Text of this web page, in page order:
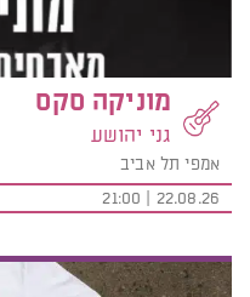
מוניקה סקס
גני יהושע
אמפי תל אביב
22.08.26 | 21:00